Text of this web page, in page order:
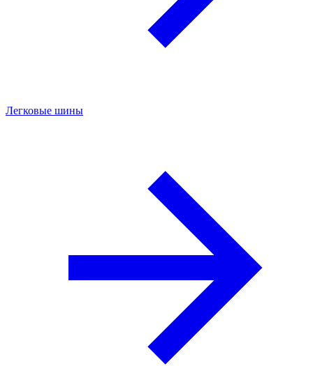
Легковые шины